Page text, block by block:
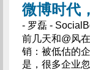
微博时代
- 罗磊 -
前几天和@风
销：被低估的
是，很多企业